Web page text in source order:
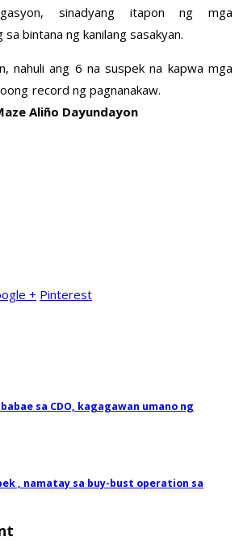
sinadyang itapon ng mga
bintana ng kanilang sasakyan.
nahuli ang 6 na suspek na kapwa mga
record ng pagnanakaw.
Aliño Dayundayon
+ Pinterest
sa CDO, kagagawan umano ng
, namatay sa buy-bust operation sa